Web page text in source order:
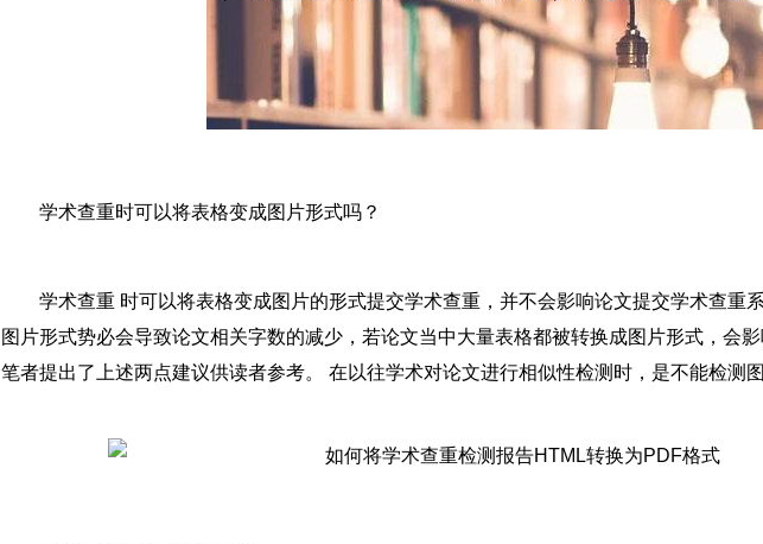
学术查重时可以将表格变成图片形式吗？
学术查重 时可以将表格变成图片的形式提交学术查重，并不会影响论文提交学术查重
图片形式势必会导致论文相关字数的减少，若论文当中大量表格都被转换成图片形式，会影
笔者提出了上述两点建议供读者参考。 在以往学术对论文进行相似性检测时，是不能检测图